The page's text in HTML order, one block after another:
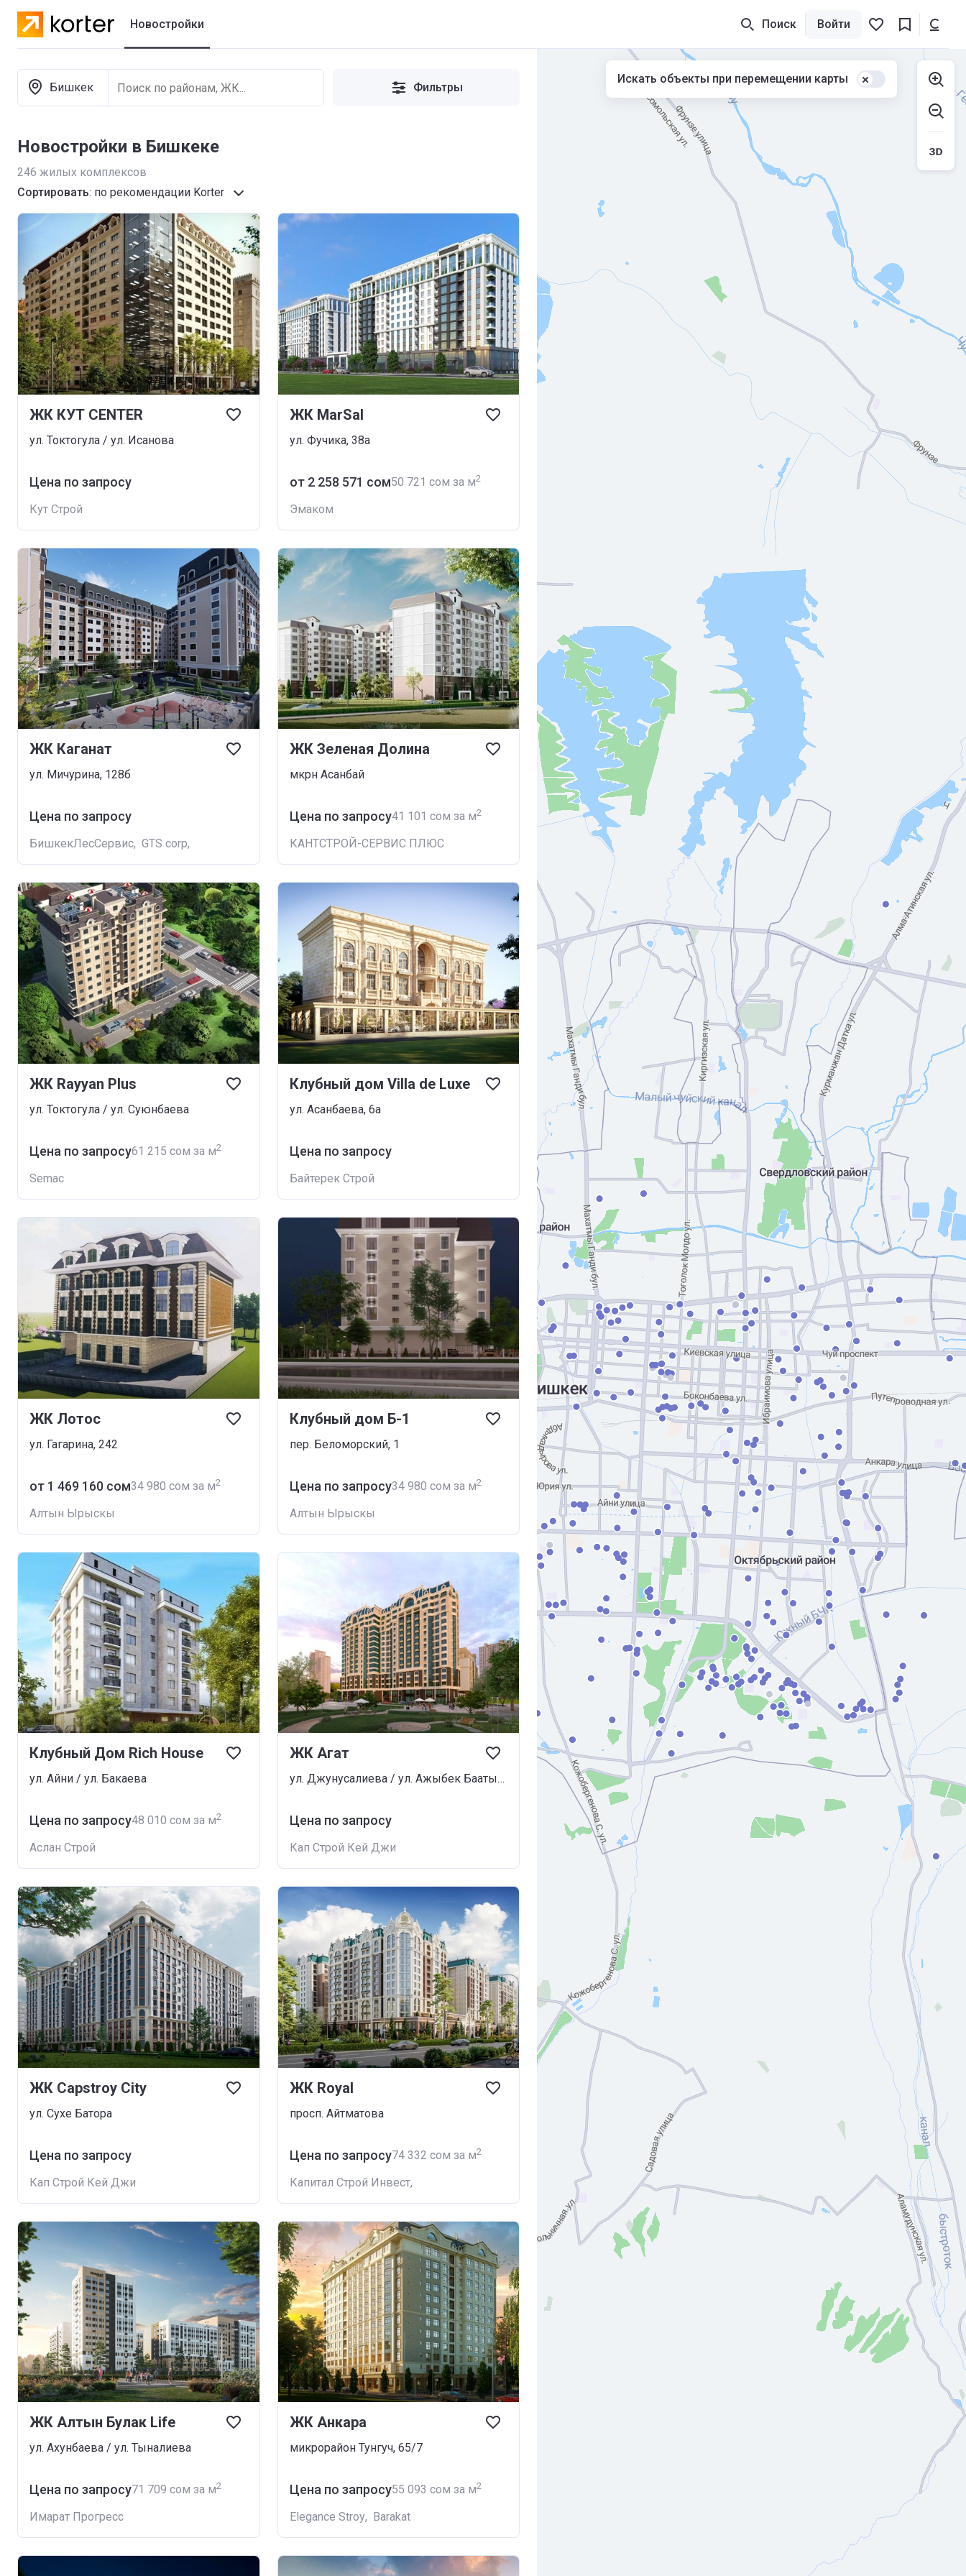
Новостройки
Коттеджные городки
Поиск Войти
Бишкек Фильтры
Новостройки в Бишкеке
246 жилых комплексов
Сортировать: по рекомендации Korter
ЖК КУТ CENTER
ул. Токтогула / ул. Исанова
Цена по запросу
Кут Строй
ЖК MarSal
ул. Фучика, 38а
от ‍2 258 571 сом‍50 721 сом за м2
Эмаком
ЖК Каганат
ул. Мичурина, 128б
Цена по запросу
БишкекЛесСервис, GTS corp,
ЖК Зеленая Долина
мкрн Асанбай
Цена по запросу‍41 101 сом за м2
КАНТСТРОЙ-СЕРВИС ПЛЮС
ЖК Rayyan Plus
ул. Токтогула / ул. Суюнбаева
Цена по запросу‍61 215 сом за м2
Semac
Клубный дом Villa de Luxe
ул. Асанбаева, 6а
Цена по запросу
Байтерек Строй
ЖК Лотос
ул. Гагарина, 242
от ‍1 469 160 сом‍34 980 сом за м2
Алтын Ырыскы
Клубный дом Б-1
пер. Беломорский, 1
Цена по запросу‍34 980 сом за м2
Алтын Ырыскы
Клубный Дом Rich House
ул. Айни / ул. Бакаева
Цена по запросу‍48 010 сом за м2
Аслан Строй
ЖК Агат
ул. Джунусалиева / ул. Ажыбек Баатыра
Цена по запросу
Кап Строй Кей Джи
ЖК Capstroy City
ул. Сухе Батора
Цена по запросу
Кап Строй Кей Джи
ЖК Royal
просп. Айтматова
Цена по запросу‍74 332 сом за м2
Капитал Строй Инвест,
ЖК Алтын Булак Life
ул. Ахунбаева / ул. Тыналиева
Цена по запросу‍71 709 сом за м2
Имарат Прогресс
ЖК Анкара
микрорайон Тунгуч, 65/7
Цена по запросу‍55 093 сом за м2
Elegance Stroy, Barakat
Искать объекты при перемещении карты